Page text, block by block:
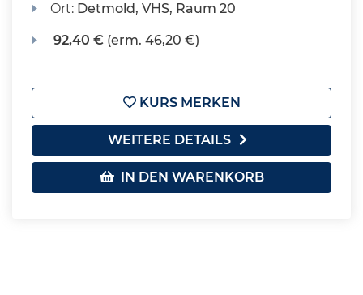
Ort: Detmold, VHS, Raum 20
92,40 € (erm. 46,20 €)
KURS MERKEN
WEITERE DETAILS
IN DEN WARENKORB